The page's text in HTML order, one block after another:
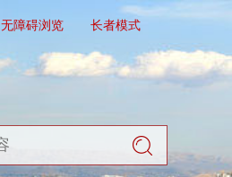
无障碍浏览 长者模式